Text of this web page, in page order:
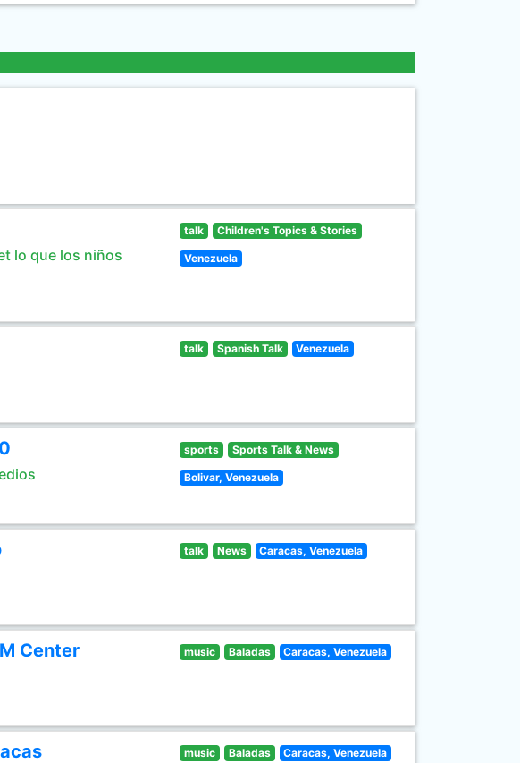
lo que los niños
talk Children's Topics & Stories
Venezuela
talk Spanish Talk Venezuela
sports Sports Talk & News
Bolivar, Venezuela
talk News Caracas, Venezuela
Center music Baladas Caracas, Venezuela
music Baladas Caracas, Venezuela